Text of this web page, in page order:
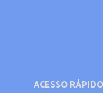
ACESSO RÁPIDO